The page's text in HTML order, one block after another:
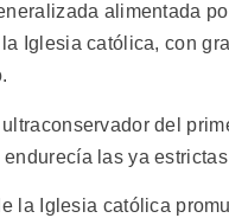
alimentada
Iglesia católica, con
del
las ya
la Iglesia católica